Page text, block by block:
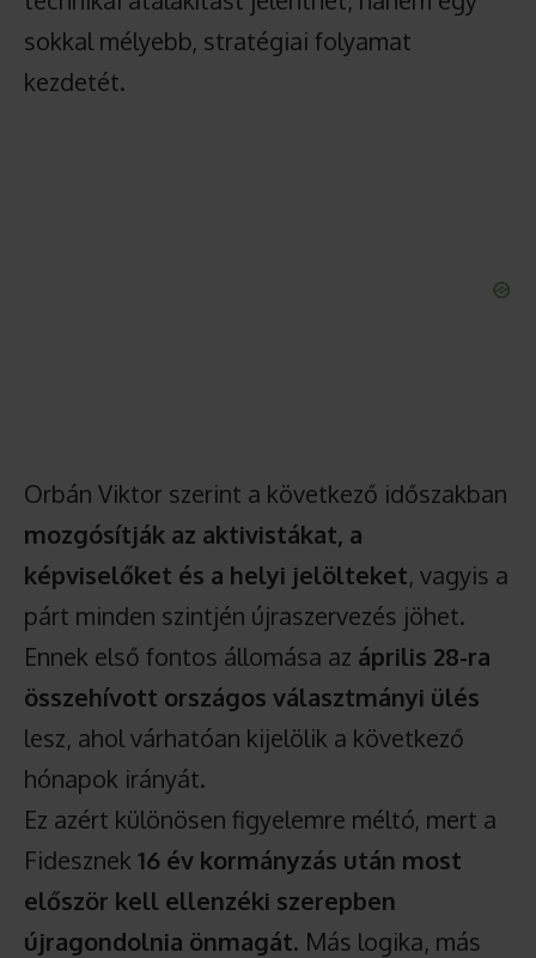
sokkal mélyebb, stratégiai folyamat
kezdetét.
Orbán Viktor szerint a következő időszakban
mozgósítják az aktivistákat, a
képviselőket és a helyi jelölteket, vagyis a
párt minden szintjén újraszervezés jöhet.
Ennek első fontos állomása az április 28-ra
összehívott országos választmányi ülés
lesz, ahol várhatóan kijelölik a következő
hónapok irányát.
Ez azért különösen figyelemre méltó, mert a
Fidesznek 16 év kormányzás után most
először kell ellenzéki szerepben
újragondolnia önmagát. Más logika, más